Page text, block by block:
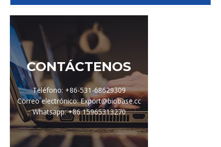
CONTÁCTENOS
Teléfono: +86-531-68629309
Correo electrónico: Export@biobase.cc
Whatsapp: +86 15965313270